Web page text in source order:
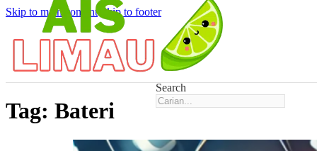
Skip to main content Skip to footer
Search
Tag: Bateri